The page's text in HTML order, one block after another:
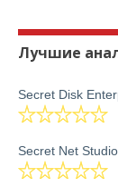
Лучшие
Secret Disk
Secret Net Studio